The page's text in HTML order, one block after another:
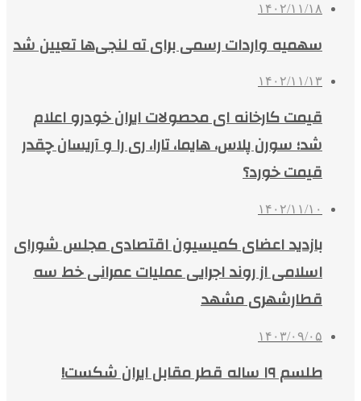
۱۴۰۲/۱۱/۱۸
سهمیه واردات رسمی برای ته لنجی‌ها تعیین شد
۱۴۰۲/۱۱/۱۳
قیمت کارخانه‌ ای محصولات ایران خودرو اعلام
شد؛ سورن پلاس، هایما، تارا، ری را و آریسان چقدر
قیمت خورد؟
۱۴۰۲/۱۱/۱۰
بازدید اعضای کمیسیون اقتصادی مجلس شورای
اسلامی از روند اجرایی عملیات عمرانی خط سه
قطارشهری مشهد
۱۴۰۳/۰۹/۰۵
طلسم ۱۹ ساله قطر مقابل ایران شکست!